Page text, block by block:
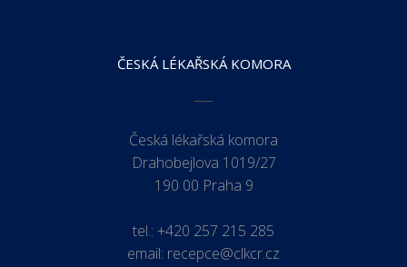
ČESKÁ LÉKAŘSKÁ KOMORA
Česká lékařská komora
Drahobejlova 1019/27
190 00 Praha 9
tel.: +420 257 215 285
email: recepce@clkcr.cz